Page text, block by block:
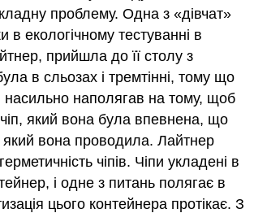
проблему. Одна з «дівчат»
в екологічному тестуванні в
прийшла до її столу з
в сльозах і тремтінні, тому що
наполягав на тому, щоб
який вона була впевнена, що
який вона проводила. Лайтнер
чіпів. Чіпи укладені в
і одне з питань полягає в
цього контейнера протікає. З